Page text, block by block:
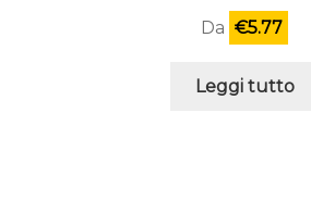
Da €5.77
Leggi tutto